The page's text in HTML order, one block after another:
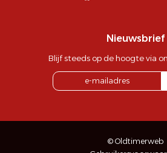
Nieuwsbrief
Blijf steeds op de hoogte via
© Oldtimerweb